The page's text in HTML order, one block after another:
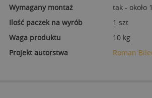
Wymagany montaż
tak - około
Ilość paczek na wyrób
1 szt
Waga produktu
10 kg
Projekt autorstwa
Roman